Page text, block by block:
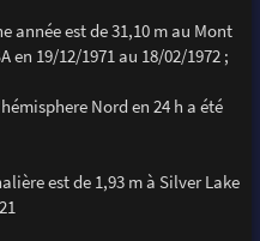
année est de 31,10 m au Mont
19/12/1971 au 18/02/1972 ;
Nord en 24 h a été
est de 1,93 m à Silver Lake